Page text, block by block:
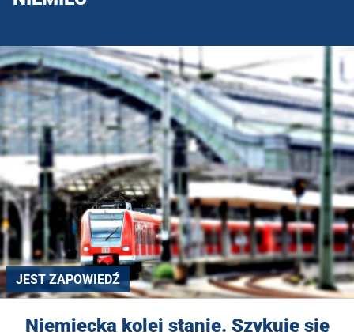
JEST ZAPOWIEDŹ
Niemiecka kolej stanie. Szykuje się